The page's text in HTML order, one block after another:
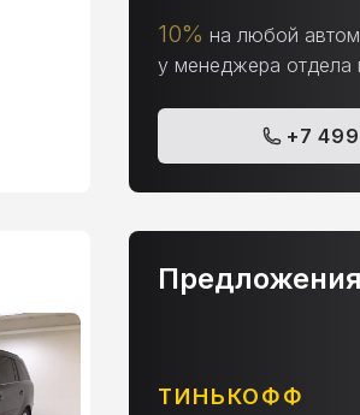
10% на любой
у менеджера отдела
+7
АЛЬФА-БАНК